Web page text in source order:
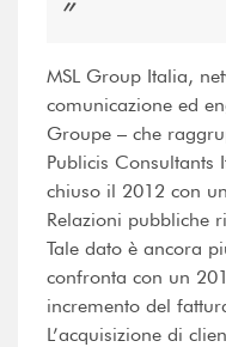
MSL Group Italia,
comunicazione ed
Groupe – che
Publicis
chiuso il 2012 con
Relazioni pubbliche
Tale dato è ancora
confronta con un
incremento del
L’acquisizione di